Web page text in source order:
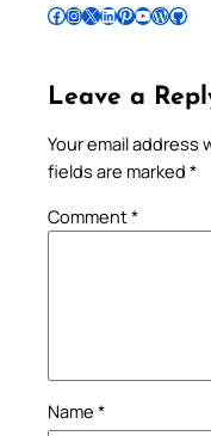
Follow Pradeep on Facebook Follow Pradeep on InstagramFollow Pradeep on X Follow Pradeep on LinkedIn Follow Pradeep on Pinterest Subscribe to Pradeep’s Youtube Channel Follow Pradeep on WordPress Follow Pradeep on GitHub
Leave a
Your email address
fields are marked *
Comment*
Name *